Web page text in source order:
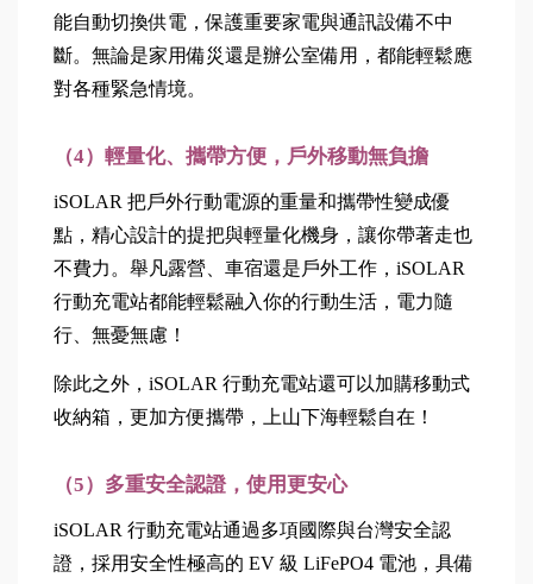
能自動切換供電，保護重要家電與通訊設備不中
斷。無論是家用備災還是辦公室備用，都能輕鬆應
對各種緊急情境。
（4）輕量化、攜帶方便，戶外移動無負擔
iSOLAR 把戶外行動電源的重量和攜帶性變成優
點，精心設計的提把與輕量化機身，讓你帶著走也
不費力。舉凡露營、車宿還是戶外工作，iSOLAR
行動充電站都能輕鬆融入你的行動生活，電力隨
行、無憂無慮！
除此之外，iSOLAR 行動充電站還可以加購移動式
收納箱，更加方便攜帶，上山下海輕鬆自在！
（5）多重安全認證，使用更安心
iSOLAR 行動充電站通過多項國際與台灣安全認
證，採用安全性極高的 EV 級 LiFePO4 電池，具備